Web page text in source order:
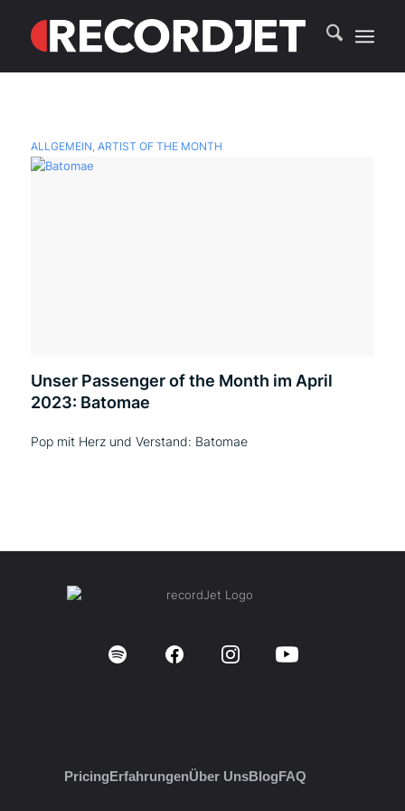
ALLGEMEIN, ARTIST OF THE MONTH
Unser Passenger of the Month im April
2023: Batomae
Pop mit Herz und Verstand: Batomae
PricingErfahrungenÜber UnsBlogFAQ